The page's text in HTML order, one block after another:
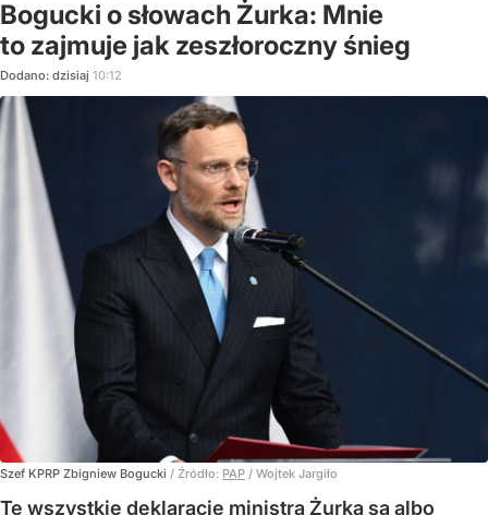
Bogucki o słowach Żurka: Mnie
to zajmuje jak zeszłoroczny śnieg
Dodano: dzisiaj 10:12
Szef KPRP Zbigniew Bogucki / Źródło: PAP / Wojtek Jargiło
Te wszystkie deklaracje ministra Żurka są albo